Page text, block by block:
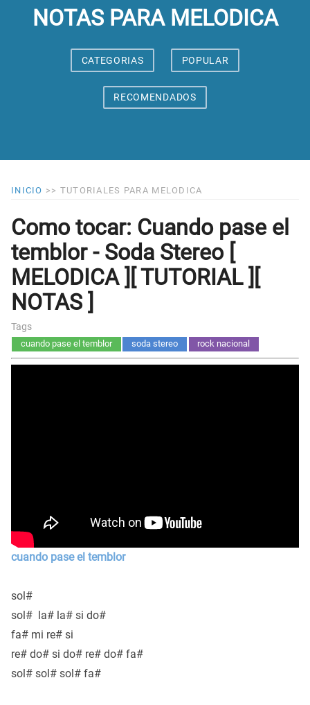
NOTAS PARA MELODICA
CATEGORIAS POPULAR
RECOMENDADOS
INICIO >> TUTORIALES PARA MELODICA
Como tocar: Cuando pase el
temblor - Soda Stereo [
MELODICA ][ TUTORIAL ][
NOTAS ]
Tags
cuando pase el temblor soda stereo rock nacional
cuando pase el temblor
sol#
sol# la# la# si do#
fa# mi re# si
re# do# si do# re# do# fa#
sol# sol# sol# fa#